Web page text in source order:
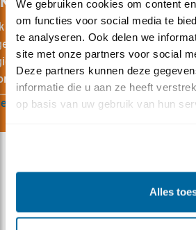
We gebruiken cookies om content
om functies voor social media te
te analyseren. Ook delen we
site met onze partners voor social
Deze partners kunnen deze
informatie die u aan ze heeft
op basis van uw gebruik van hun
Alles
meer dan driehonderd vogelsoorten
tekeningen, foto's,
van Vogelbescherming vind je
vogelgids